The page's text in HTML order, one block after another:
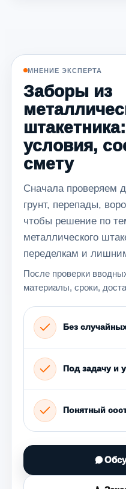
МНЕНИЕ ЭКСПЕРТА
Заборы из
условия,
смету
Сначала проверяем
грунт, перепады,
чтобы решение по
металлического
переделкам и
После проверки
материалы, сроки,
Без
Под задачу и
Понятный